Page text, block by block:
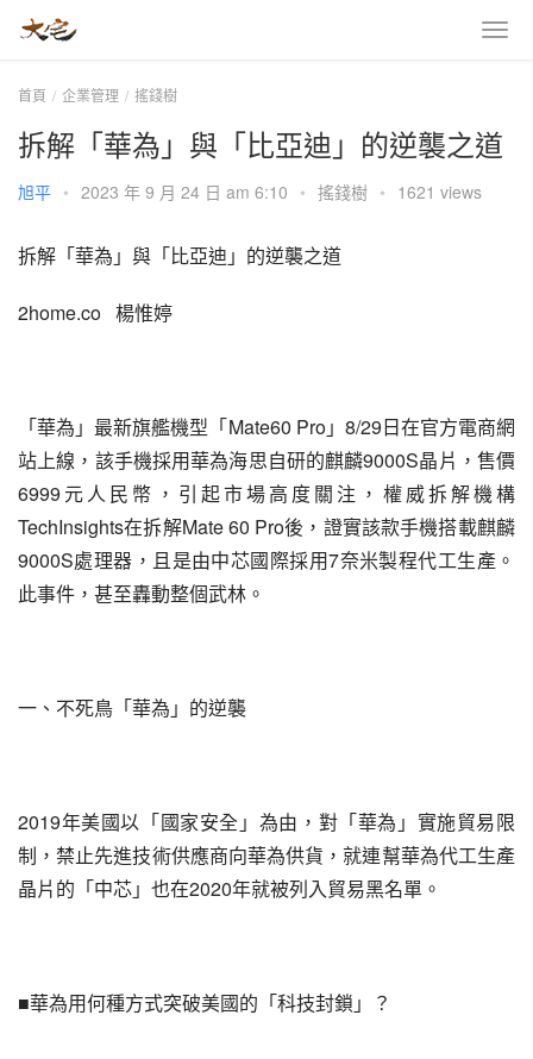
首頁 企業管理 搖錢樹
拆解「華為」與「比亞迪」的逆襲之道
旭平 • 2023 年 9 月 24 日 am 6:10 • 搖錢樹 • 1621 views
拆解「華為」與「比亞迪」的逆襲之道
2home.co   楊惟婷
「華為」最新旗艦機型「Mate60 Pro」8/29日在官方電商網
站上線，該手機採用華為海思自研的麒麟9000S晶片，售價
6999元人民幣，引起市場高度關注，權威拆解機構
TechInsights在拆解Mate 60 Pro後，證實該款手機搭載麒麟
9000S處理器，且是由中芯國際採用7奈米製程代工生產。
此事件，甚至轟動整個武林。
一、不死鳥「華為」的逆襲
2019年美國以「國家安全」為由，對「華為」實施貿易限
制，禁止先進技術供應商向華為供貨，就連幫華為代工生產
晶片的「中芯」也在2020年就被列入貿易黑名單。
■華為用何種方式突破美國的「科技封鎖」？